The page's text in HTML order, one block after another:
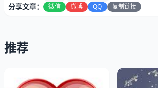
分享文章： 微信 微博 QQ 复制链接
推荐